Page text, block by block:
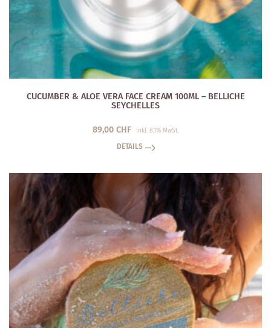
CUCUMBER & ALOE VERA FACE CREAM 100ML – BELLICHE
SEYCHELLES
89,00 CHF inkl. 8.1% MwSt.
DETAILS